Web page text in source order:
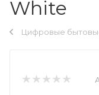
White
Цифровые